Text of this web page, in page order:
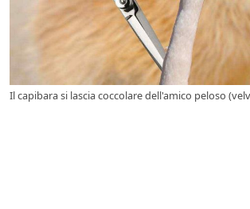
Il capibara si lascia coccolare dell'amico peloso